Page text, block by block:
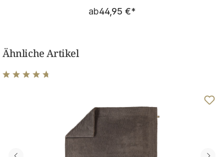
Regulärer Preis:
ab44,95 €*
Ähnliche Artikel